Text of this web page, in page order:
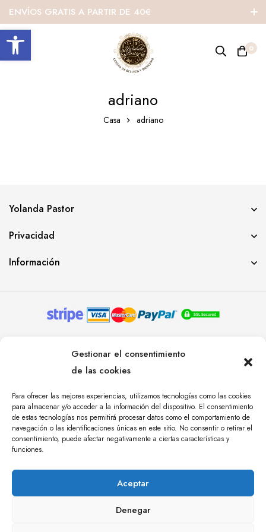
Abrir barra de herramientas
Gestionar el consentimiento
de las cookies
Para ofrecer las mejores experiencias, utilizamos tecnologías como las cookies
para almacenar y/o acceder a la información del dispositivo. El consentimiento
de estas tecnologías nos permitirá procesar datos como el comportamiento de
navegación o las identificaciones únicas en este sitio. No consentir o retirar el
consentimiento, puede afectar negativamente a ciertas características y
funciones.
Aceptar
Denegar
ENVÍOS GRATIS A PARTIR DE 40€
0
adriano
Casa adriano
Yolanda Pastor
Privacidad
Información
RESERVADOS. AGENCIA DE COMUNICACIÓN
ÁNGULO TRES.